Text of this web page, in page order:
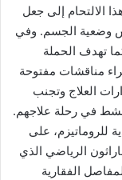
الالتحام إلى جعل
وضعية الجسم. وفي
تهدف الحملة
مناقشات مفتوحة
العلاج وتجنب
نشط في رحلة علاجهم.
للروماتيزم، على
الرياضي الذي
الفقارية